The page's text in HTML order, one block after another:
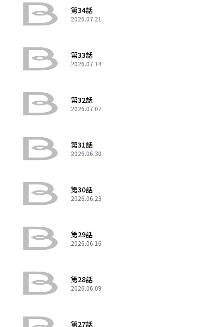
第34話
2026.07.21
第33話
2026.07.14
第32話
2026.07.07
第31話
2026.06.30
第30話
2026.06.23
第29話
2026.06.16
第28話
2026.06.09
第27話